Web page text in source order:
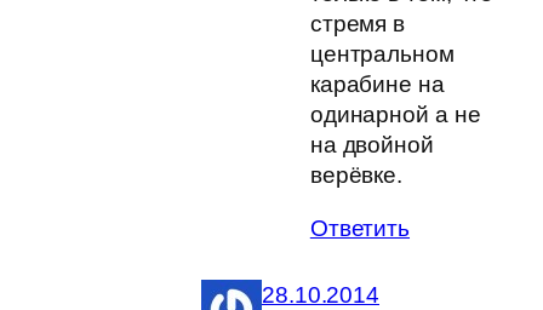
стремя в
центральном
карабине на
одинарной а не
на двойной
верёвке.
Ответить
28.10.2014